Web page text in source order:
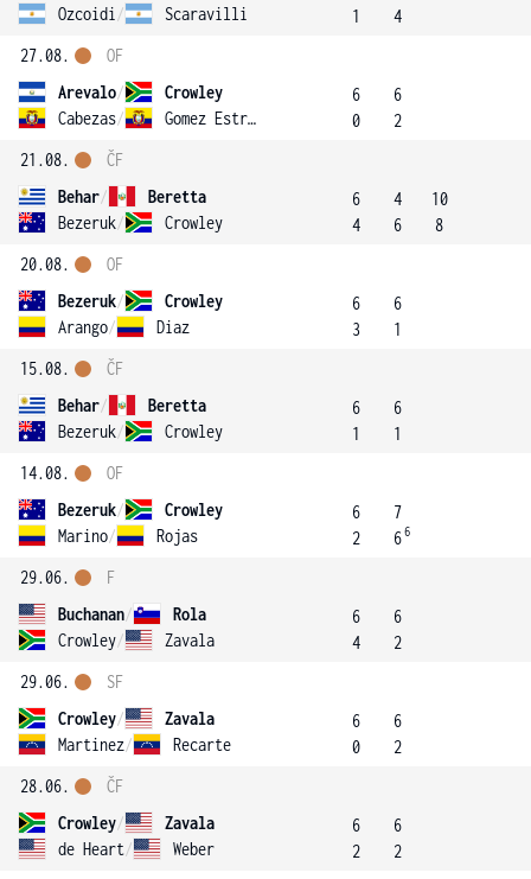
Ozcoidi / Scaravilli 1
4
27.08.
Arevalo/
Crowley
Cabezas/ Gomez Estrada
OF
6
0
6
2
21.08.
Behar/
Beretta
Bezeruk/ Crowley
ČF
6
4
4
6
10
8
20.08.
Bezeruk/
Crowley
Arango/ Diaz
OF
6
3
6
1
15.08.
Behar/
Beretta
Bezeruk/ Crowley
ČF
6
1
6
1
14.08.
Bezeruk/
Crowley
Marino/ Rojas
OF
6
2
7
66
29.06.
Buchanan/
Rola
Crowley/ Zavala
F
6
4
6
2
29.06.
Crowley/
Zavala
Martinez/ Recarte
SF
6
0
6
2
28.06.
Crowley/
Zavala
de Heart/ Weber
ČF
6
2
6
2